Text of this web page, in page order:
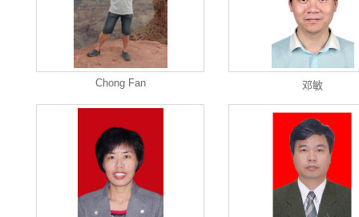
Chong Fan 邓敏